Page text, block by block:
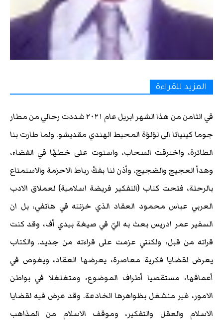
المزيد للقراءة
في الثامن من هذا الشهر ابريل عام ٢٠٢١ شددت رحالي من مطار
جوما كينياتا الى لؤلؤة المحيط الهندي مقديشو. ولما طارت بنا
الطائرة، واخترقت السحاب، واستوت على خطهّا في الفضاء،
وهدأ العجيج والضجيج، وأذن لنا بفكّ رباط الاحزمة والاستمتاع
بالرحلة، فتحت كتاب (التفكير فريضة اسلامية) لعملاق الادب
العربي عباس محمود العقاد الذي خزنته في هاتفي، بل ان
السفير عمر ادريس بعث به اليّ في صيغة بيدي أف، وقد كنت
قراته من قبل، ولكنني عزمت على قراءته من جديد. والكتاب
يعرض لقضايا فكرية معاصرة، يعرضها العقاد، ويغوص في
أعماقها، مستقصيا أطراف الموضوع، ومتغلغلا في بواطن
الامور، غير منشغل بظواهرها الخادعة. وقد عرض فيه لقضايا
الاسلام والعقل والتفكير، وموقف الاسلام من المذاهب